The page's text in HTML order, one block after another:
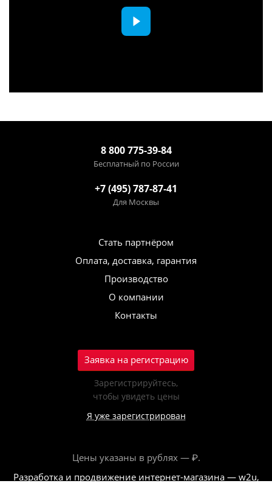
8 800 775-39-84
Бесплатный по России
+7 (495) 787-87-41
Для Москвы
Стать партнёром
Оплата, доставка, гарантия
Производство
О компании
Контакты
Заявка на регистрацию
Зарегистрируйтесь,
чтобы увидеть цены
Я уже зарегистрирован
Цены указаны в рублях — ₽.
Разработка и продвижение интернет-магазина — w2u,